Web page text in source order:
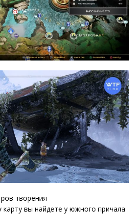
творения
карту вы найдете у южного причала